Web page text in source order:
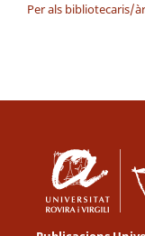
Per als bibliotecaris/